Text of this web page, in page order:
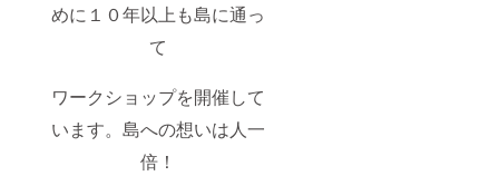
めに１０年以上も島に通っ
て
ワークショップを開催して
います。島への想いは人一
倍！